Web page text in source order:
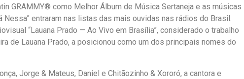
GRAMMY® como Melhor Álbum de Música Sertaneja e as músicas
Nessa” entraram nas listas das mais ouvidas nas rádios do Brasil.
“Lauana Prado — Ao Vivo em Brasília”, considerado o trabalho
de Lauana Prado, a posicionou como um dos principais nomes do
Jorge & Mateus, Daniel e Chitãozinho & Xororó, a cantora e